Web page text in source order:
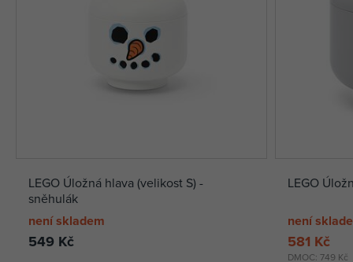
LEGO Úložná hlava (velikost S) -
sněhulák
není skladem
549 Kč
LEGO
není
DMOC: 749 Kč
581 Kč